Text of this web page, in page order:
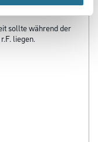
8°C nicht unter-
sollte während der
liegen.